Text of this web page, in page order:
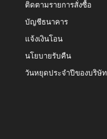
ติดตามรายการสั่งซื้อ
บัญชีธนาคาร
แจ้งเงินโอน
นโยบายรับคืน
วันหยุดประจำปีของบริษัท